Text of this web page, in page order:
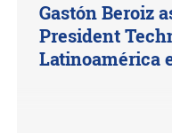
Gastón Beroiz
President
Latinoamérica